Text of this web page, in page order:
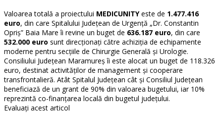
Valoarea totală a proiectului MEDICUNITYeste de 1.477.416
euro, din care Spitalului Județean de Urgență „Dr. Constantin
Opriș” Baia Mare îi revine un buget de 636.187 euro, din care
532.000 euro sunt direcționați către achiziția de echipamente
moderne pentru secțiile de Chirurgie Generală și Urologie.
Consiliului Județean Maramureș îi este alocat un buget de 118.326
euro, destinat activităților de management și cooperare
transfrontalieră. Atât Spitalul Județean cât și Consiliul Județean
beneficiază de un grant de 90% din valoarea bugetului, iar 10%
reprezintă co-finanțarea locală din bugetul județului.
Evaluaţi acest articol